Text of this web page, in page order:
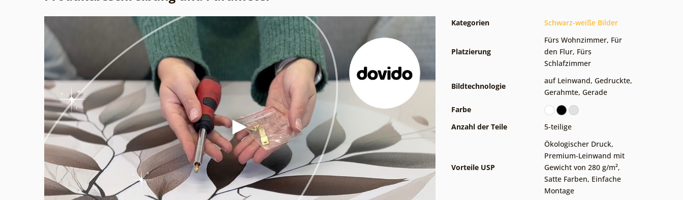
Kategorien Schwarz-weiße Bilder
Platzierung
Fürs Wohnzimmer, Für
den Flur, Fürs
Schlafzimmer
Bildtechnologie
auf Leinwand, Gedruckte,
Gerahmte, Gerade
Farbe
Anzahl der Teile
5-teilige
Vorteile USP
Ökologischer Druck,
Premium-Leinwand mit
Gewicht von 280 g/m²,
Satte Farben, Einfache
Montage